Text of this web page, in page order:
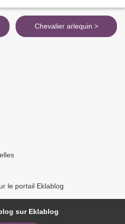
Chevalier arlequin >
le portail Eklablog
sur Eklablog